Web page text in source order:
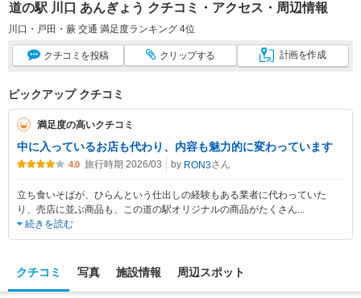
道の駅 川口 あんぎょう クチコミ・アクセス・周辺情報
川口・戸田・蕨 交通 満足度ランキング 4位
クチコミ を投稿 クリップする 計画を作成
ピックアップ クチコミ
満足度の高いクチコミ
中に入っているお店も代わり、内容も魅力的に変わっています
4.0 旅行時期 2026/03 by RON3さん
立ち食いそばが、ひらんという仕出しの経験もある業者に代わっていた
り、売店に並ぶ商品も、この道の駅オリジナルの商品がたくさん...
続きを読む
クチコミ 写真 施設情報 周辺スポット